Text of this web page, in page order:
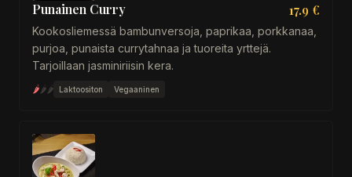
Punainen Curry 17.9 €
Kookosliemessä bambunversoja, paprikaa, porkkanaa,
purjoa, punaista currytahnaa ja tuoreita yrttejä.
Tarjoillaan jasminiriisin kera.
🌶🌶🌶 Laktoositon Vegaaninen